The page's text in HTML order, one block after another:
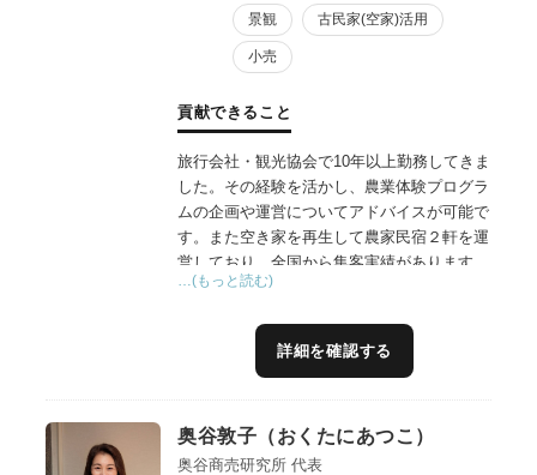
景観 古民家(空家)活用
小売
貢献できること
旅行会社・観光協会で10年以上勤務してきま
した。その経験を活かし、農業体験プログラ
ムの企画や運営についてアドバイスが可能で
す。また空き家を再生して農家民宿２軒を運
営しており、全国から集客実績があります。
小さな投資でもお客様に支持される宿泊施設
とが可能です。また自身も農家であり、農産
加工品の開発・製造・販売を行っておりま
能です。合わせて、ＮＰＯ法人の理事長も務
めており、まちづくりの分野も得意です。こ
…(もっと読む)
詳細を確認する
奥谷敦子（おくたにあつこ）
奥谷商売研究所 代表